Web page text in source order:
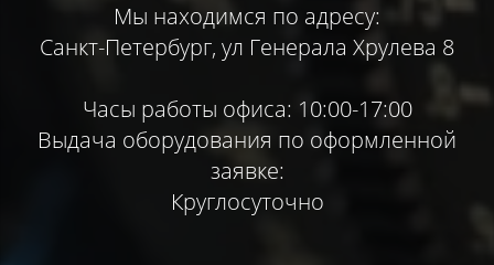
Мы находимся по адресу:
Санкт-Петербург, ул Генерала Хрулева 8
Часы работы офиса: 10:00-17:00
Выдача оборудования по оформленной
заявке:
Круглосуточно